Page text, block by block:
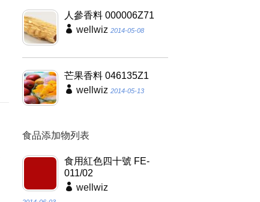
人參香料 000006Z71
wellwiz 2014-05-08
芒果香料 046135Z1
wellwiz 2014-05-13
食品添加物列表
食用紅色四十號 FE-
011/02
wellwiz